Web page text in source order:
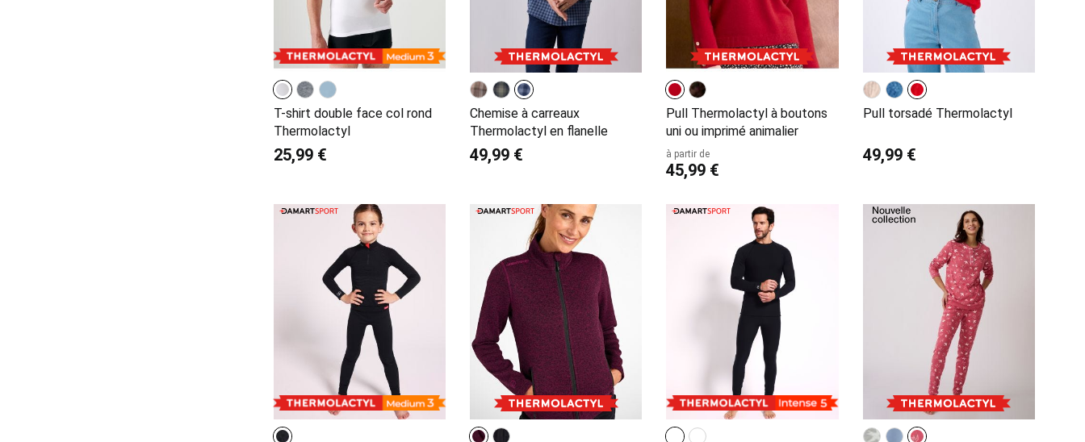
T-shirt double face col rond
Thermolactyl
25,99 €
Chemise à carreaux
Thermolactyl en flanelle
49,99 €
Pull Thermolactyl à boutons
uni ou imprimé animalier
à partir de
45,99 €
Pull torsadé Thermolactyl
49,99 €